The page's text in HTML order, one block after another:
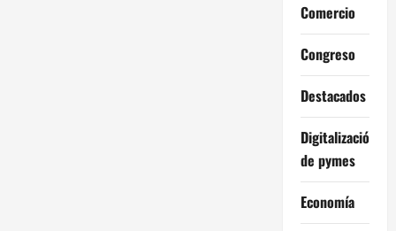
Comercio
Congreso
Destacados
Digitalización
de pymes
Economía